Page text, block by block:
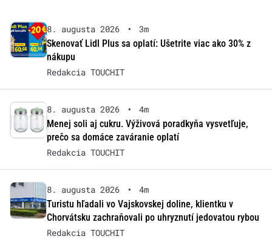
8. augusta 2026 •
3m
Skenovať Lidl Plus sa oplatí: Ušetrite viac ako 30% z
nákupu
Redakcia TOUCHIT
8. augusta 2026 •
4m
Menej soli aj cukru. Výživová poradkyňa vysvetľuje,
prečo sa domáce zaváranie oplatí
Redakcia TOUCHIT
8. augusta 2026 •
4m
Turistu hľadali vo Vajskovskej doline, klientku v
Chorvátsku zachraňovali po uhryznutí jedovatou rybou
Redakcia TOUCHIT